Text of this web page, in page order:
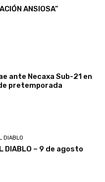
ANSIOSA”
ante Necaxa Sub-21 en
pretemporada
DIABLO
DIABLO – 9 de agosto